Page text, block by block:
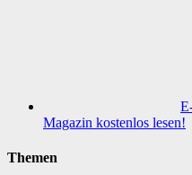
Magazin kostenlos lesen!
Themen